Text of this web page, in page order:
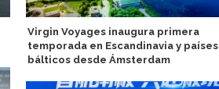
Virgin Voyages inaugura primera
temporada en Escandinavia y países
bálticos desde Ámsterdam